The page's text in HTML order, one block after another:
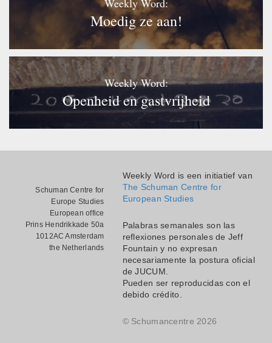
Moedig ze aan!
Weekly Word:
Openheid en gastvrijheid
Schuman Centre for
Europe Studies
European office
Prins Hendrikkade 50a
1012AC Amsterdam
the Netherlands
Weekly Word is een initiatief van
The Schuman Centre for
European Studies
Palabras semanales son las
reflexiones personales de Jeff
Fountain y no expresan
necesariamente la postura oficial
de JUCUM.
Pueden ser reproducidas con el
debido crédito.
© Schumancentre 2026